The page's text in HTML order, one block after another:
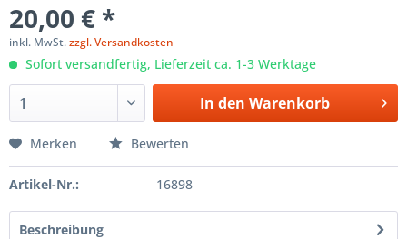
20,00 € *
inkl. MwSt.zzgl. Versandkosten
Sofort versandfertig, Lieferzeit ca. 1-3 Werktage
In den Warenkorb
Merken Bewerten
Artikel-Nr.: 16898
Beschreibung